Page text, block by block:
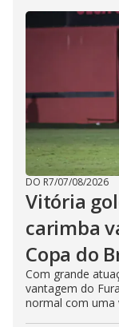
DO R7/07/08/2026
Vitória
carimba
Copa do
Com grande
vantagem do
normal com uma